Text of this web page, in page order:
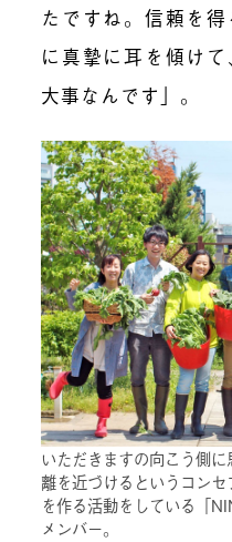
たですね。信頼を
に真摯に耳を傾け
大事なんです」。
いただきますの向こう側
離を近づけるというコン
を作る活動をしている「
メンバー。